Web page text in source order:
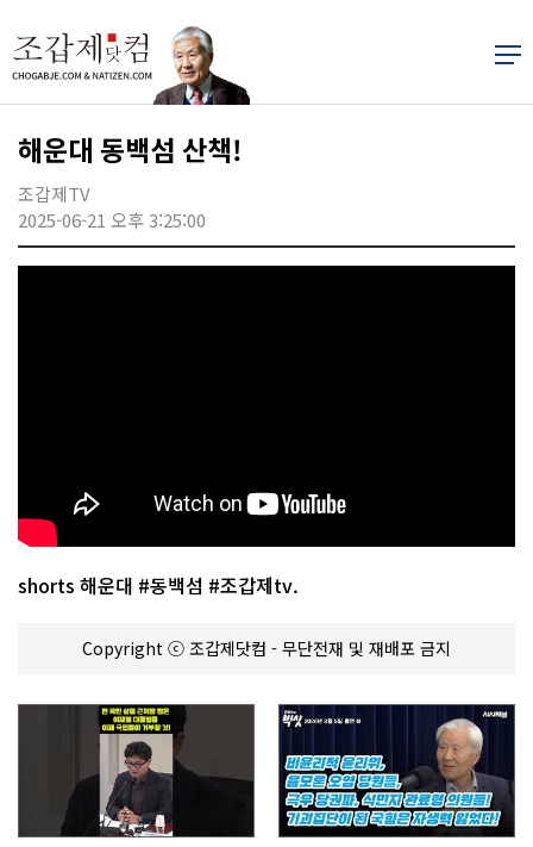
해운대 동백섬 산책!
조갑제TV
2025-06-21 오후 3:25:00
shorts 해운대 #동백섬 #조갑제tv.
Copyright ⓒ 조갑제닷컴 - 무단전재 및 재배포 금지